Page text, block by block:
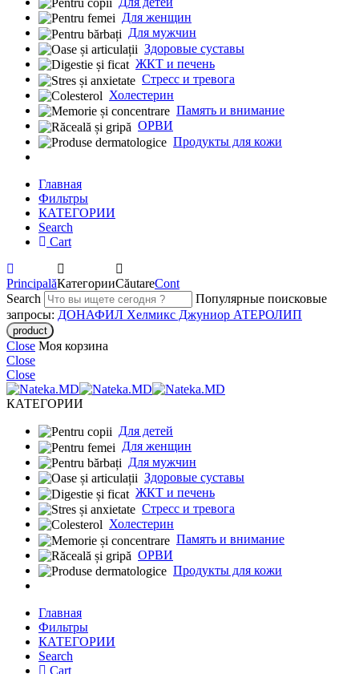
Для женщин
Для мужчин
Здоровые суставы
ЖКТ и печень
Cтресс и тревога
Холестерин
Память и внимание
ОРВИ
Продукты для кожи
Главная
Фильтры
КАТЕГОРИИ
Search
Cart
PrincipalăКатегорииCăutareCont
Search
Популярные поисковые
запросы: ДОНАФИЛ Хелмикс Джуниор АТЕРОЛИП
Close Моя корзина
Close
Close
КАТЕГОРИИ
Для детей
Для женщин
Для мужчин
Здоровые суставы
ЖКТ и печень
Cтресс и тревога
Холестерин
Память и внимание
ОРВИ
Продукты для кожи
Главная
Фильтры
КАТЕГОРИИ
Search
Cart